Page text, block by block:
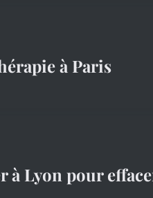
à Paris
à Lyon pour